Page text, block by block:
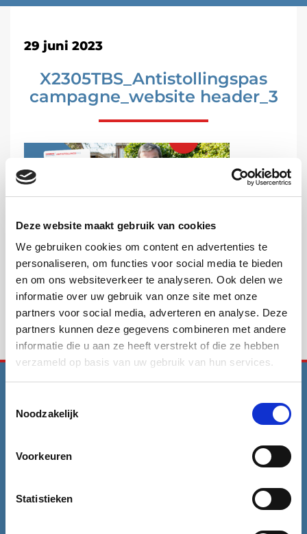
Deze website maakt gebruik van cookies
We gebruiken cookies om content en advertenties te
personaliseren, om functies voor social media te bieden
en om ons websiteverkeer te analyseren. Ook delen we
informatie over uw gebruik van onze site met onze
partners voor social media, adverteren en analyse. Deze
partners kunnen deze gegevens combineren met andere
informatie die u aan ze heeft verstrekt of die ze hebben
verzameld op basis van uw gebruik van hun services.
Noodzakelijk
Voorkeuren
Statistieken
29 juni 2023
X2305TBS_Antistollingspas
campagne_website header_3
Delen Facebook Twitter LinkedIn
Whatsapp
Neem contact met ons op
(ma t/m vrij: 09.00 – 12.00 uur